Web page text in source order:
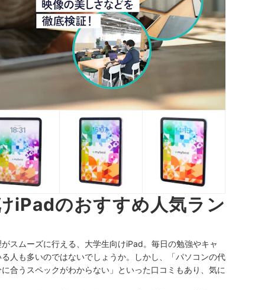
iPadのおすすめ人気ラン
スムーズに行える、大学生向けiPad。毎日の勉強やキャ
人も多いのではないでしょうか。しかし、「パソコンの代
合うスペックがわからない」といった口コミもあり、気に